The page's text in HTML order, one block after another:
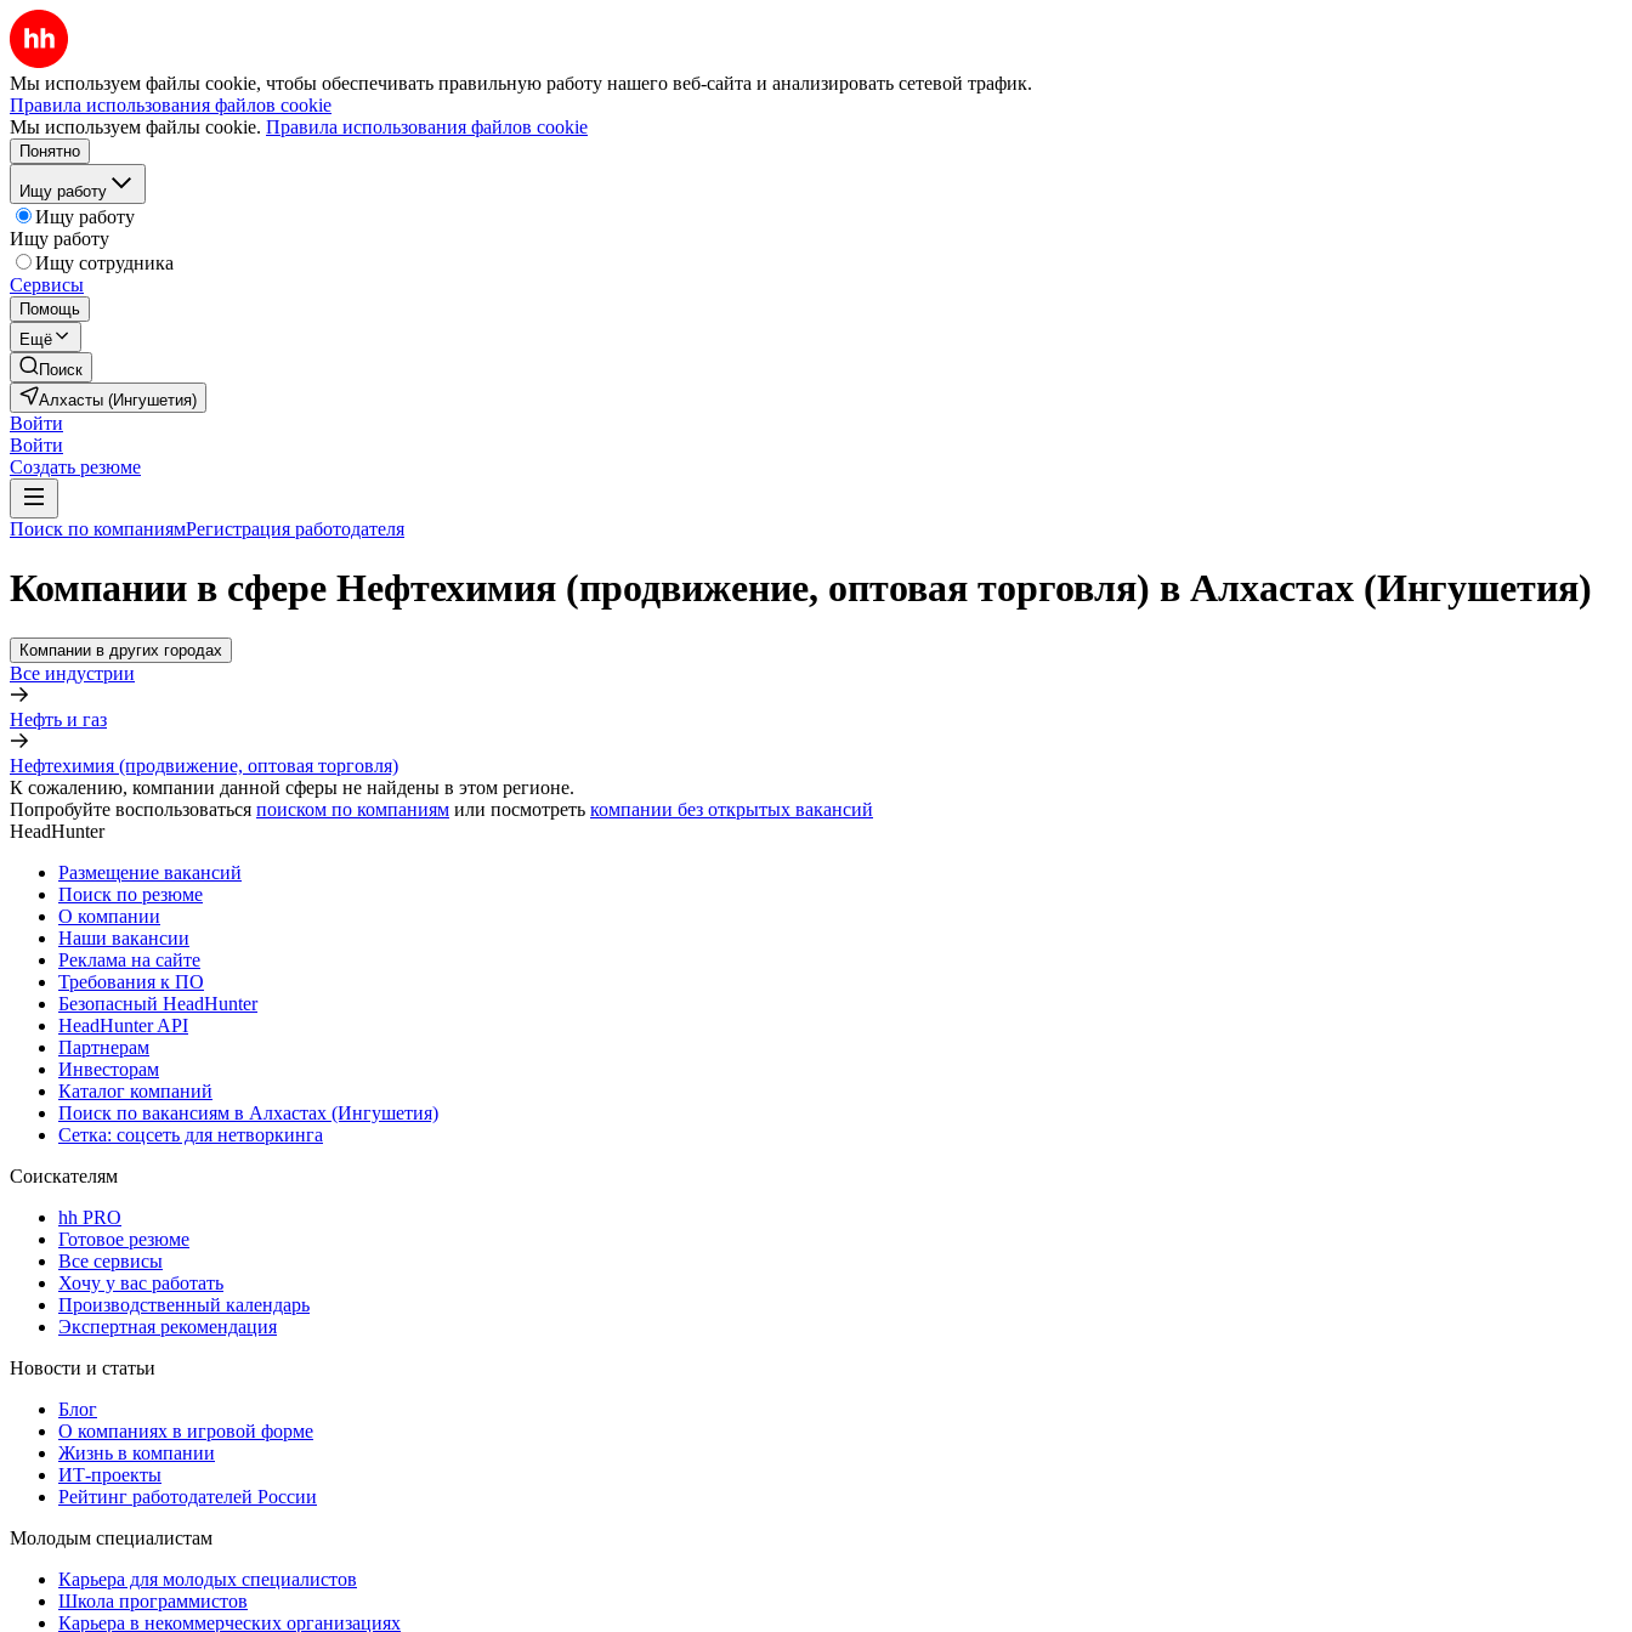
Мы используем файлы cookie, чтобы обеспечивать правильную работу нашего веб-сайта и анализировать сетевой трафик.
Правила использования файлов cookie
Мы используем файлы cookie. Правила использования файлов cookie
Понятно
Ищу работу
Ищу работу
Ищу работу
Ищу сотрудника
Сервисы
Помощь
Ещё
Поиск
Алхасты (Ингушетия)
Войти
Войти
Создать резюме
Поиск по компаниямРегистрация работодателя
Компании в сфере Нефтехимия (продвижение, оптовая торговля) в Алхастах (Ингушетия)
Компании в других городах
Все индустрии
Нефть и газ
Нефтехимия (продвижение, оптовая торговля)
К сожалению, компании данной сферы не найдены в этом регионе.
Попробуйте воспользоваться поиском по компаниям или посмотреть компании без открытых вакансий
HeadHunter
Размещение вакансий
Поиск по резюме
О компании
Наши вакансии
Реклама на сайте
Требования к ПО
Безопасный HeadHunter
HeadHunter API
Партнерам
Инвесторам
Каталог компаний
Поиск по вакансиям в Алхастах (Ингушетия)
Сетка: соцсеть для нетворкинга
Соискателям
hh PRO
Готовое резюме
Все сервисы
Хочу у вас работать
Производственный календарь
Экспертная рекомендация
Новости и статьи
Блог
О компаниях в игровой форме
Жизнь в компании
ИТ-проекты
Рейтинг работодателей России
Молодым специалистам
Карьера для молодых специалистов
Школа программистов
Карьера в некоммерческих организациях